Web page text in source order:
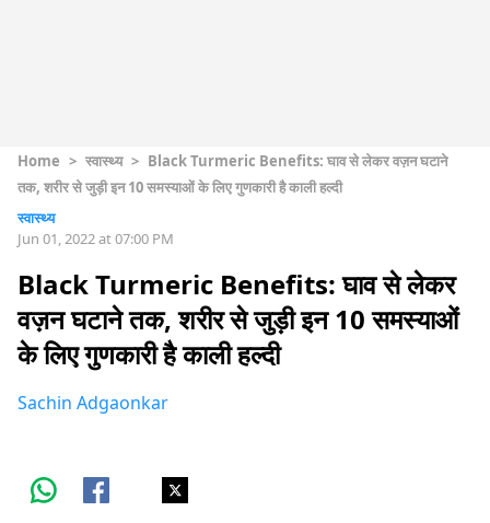
Home > स्वास्थ्य > Black Turmeric Benefits: घाव से लेकर वज़न घटाने
तक, शरीर से जुड़ी इन 10 समस्याओं के लिए गुणकारी है काली हल्दी
स्वास्थ्य
Jun 01, 2022 at 07:00 PM
Black Turmeric Benefits: घाव से लेकर
वज़न घटाने तक, शरीर से जुड़ी इन 10 समस्याओं
के लिए गुणकारी है काली हल्दी
Sachin Adgaonkar